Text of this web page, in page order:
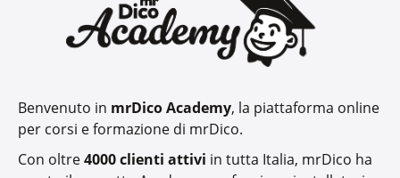
Benvenuto in mrDico Academy, la piattaforma online
per corsi e formazione di mrDico.
Con oltre4000 clienti attivi in tutta Italia, mrDico ha